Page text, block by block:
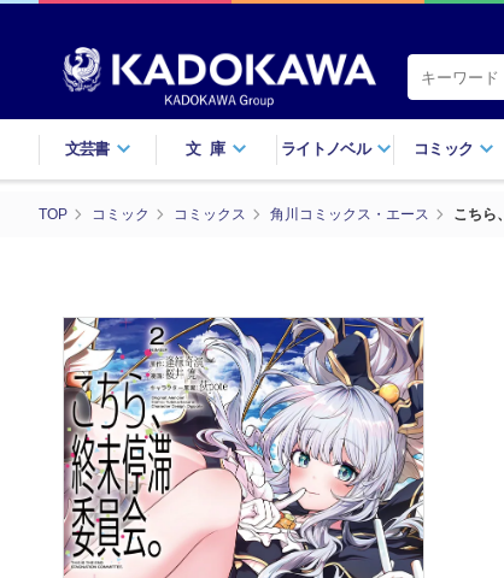
文芸書 文庫 ライトノベル コミック
TOP コミック コミックス 角川コミックス・エース こちら